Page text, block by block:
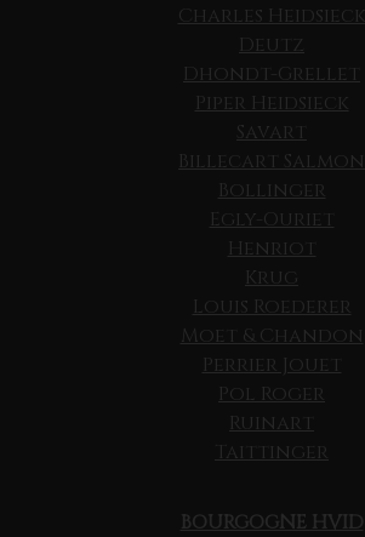
Charles Heidsieck
Deutz
Dhondt-Grellet
Piper Heidsieck
Savart
Billecart Salmon
Bollinger
Egly-Ouriet
Henriot
Krug
Louis Roederer
Moet & Chandon
Perrier Jouet
Pol Roger
Ruinart
Taittinger
BOURGOGNE HVID